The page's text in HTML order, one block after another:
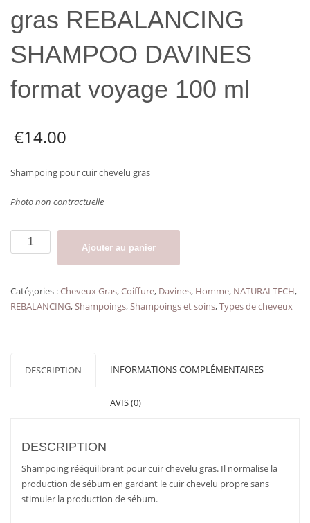
gras REBALANCING
SHAMPOO DAVINES
format voyage 100 ml
€14.00
Shampoing pour cuir chevelu gras
Photo non contractuelle
quantité
de
Shampoing
chevelu
gras
format
Ajouter au panier
Catégories :Cheveux Gras,Coiffure, Davines, Homme, NATURALTECH,
REBALANCING,Shampoings,Shampoings et soins,Types de cheveux
DESCRIPTION INFORMATIONS COMPLÉMENTAIRES
AVIS (0)
DESCRIPTION
Shampoing rééquilibrant pour cuir chevelu gras. Il normalise la
production de sébum en gardant le cuir chevelu propre sans
stimuler la production de sébum.